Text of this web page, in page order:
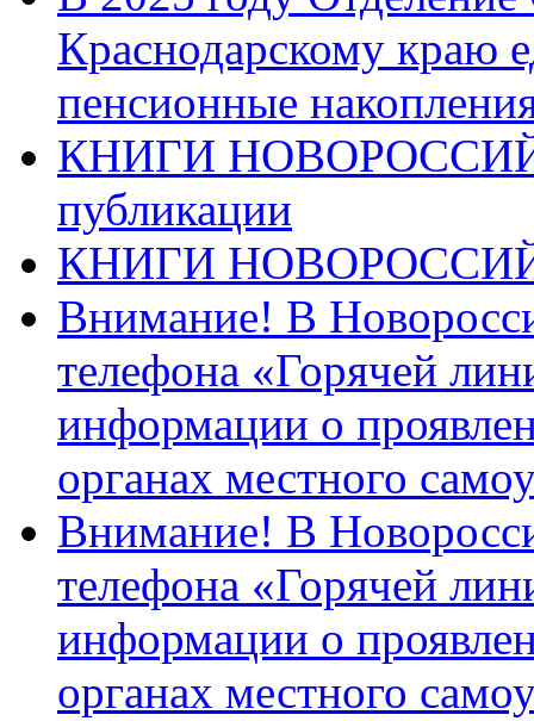
Краснодарскому краю
пенсионные
КНИГИ
публикации
КНИГИ
Внимание! В
телефона «Горячей
информации о
органах местного
Внимание! В
телефона «Горячей
информации о
органах местного